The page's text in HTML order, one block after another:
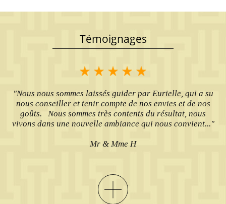
Témoignages
"Nous nous sommes laissés guider par Eurielle, qui a su
nous conseiller et tenir compte de nos envies et de nos
goûts. Nous sommes très contents du résultat, nous
vivons dans une nouvelle ambiance qui nous convient..."
Mr & Mme H